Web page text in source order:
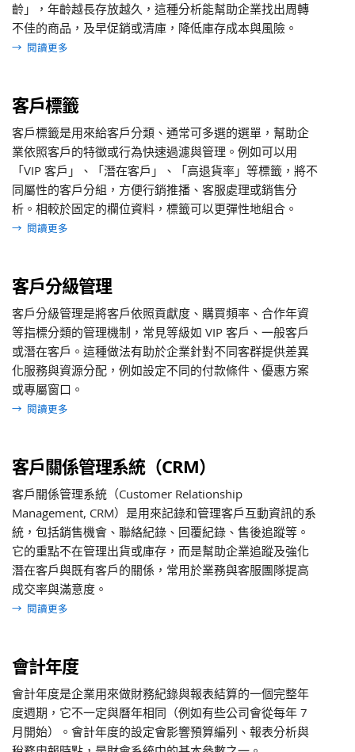
齡」，年齡越長存放越久，這種分析能幫助企業找出周轉
不佳的商品，及早促銷或清庫，降低庫存成本與風險。
→ 閱讀更多
客戶標籤
客戶標籤是用來給客戶分類、通常可多選的選單，幫助企
業依照客戶的特徵或行為快速過濾與管理。例如可以用
「VIP 客戶」、「潛在客戶」、「高退貨率」等標籤，將不
同屬性的客戶分組，方便行銷推播、客服處理或銷售分
析。相較於固定的欄位資料，標籤可以更彈性地組合。
→ 閱讀更多
客戶分級管理
客戶分級管理是將客戶依照貢獻度、購買頻率、合作年資
等指標分類的管理機制，常見等級如 VIP 客戶、一般客戶
或潛在客戶。這種做法有助於企業針對不同客群提供差異
化服務與資源分配，例如設定不同的付款條件、優惠方案
或專屬窗口。
→ 閱讀更多
客戶關係管理系統（CRM）
客戶關係管理系統（Customer Relationship
Management, CRM）是用來記錄和管理客戶互動資訊的系
統，包括銷售機會、聯絡紀錄、回覆紀錄、售後追蹤等。
它的重點不在管理出貨或庫存，而是幫助企業追蹤及強化
潛在客戶與既有客戶的關係，常用於業務與客服團隊提高
成交率與滿意度。
→ 閱讀更多
會計年度
會計年度是企業用來做財務紀錄與報表結算的一個完整年
度週期，它不一定與曆年相同（例如有些公司會從每年 7
月開始）。會計年度的設定會影響預算編列、報表分析與